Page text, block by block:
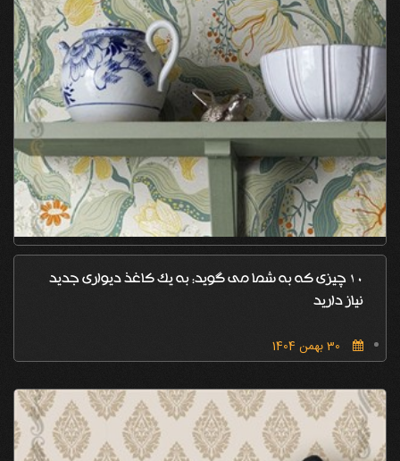
10 چیزی که به شما می گوید: به یک کاغذ دیواری جدید
نیاز دارید